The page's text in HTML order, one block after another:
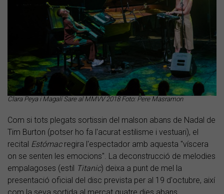
Clara Peya i Magalí Sare al MMVV 2018 Foto: Pere Masramon
Com si tots plegats sortissin del malson abans de Nadal de
Tim Burton (potser ho fa l'acurat estilisme i vestuari), el
recital Estómacregira l'espectador amb aquesta "víscera
on se senten les emocions". La deconstrucció de melodies
empalagoses (estil Titanic) deixa a punt de mel la
presentació oficial del disc prevista per al 19 d'octubre, així